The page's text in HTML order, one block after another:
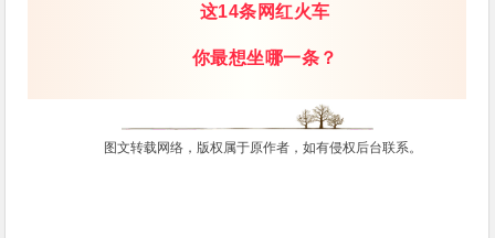
这14条网红火车
你最想坐哪一条？
图文转载网络，版权属于原作者，如有侵权后台联系。